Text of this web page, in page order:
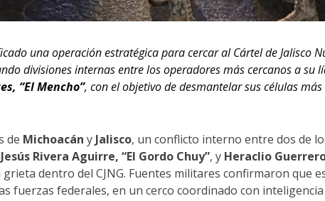
una operación estratégica para cercar al Cártel de Jalisco
divisiones internas entre los operadores más cercanos a su
“El Mencho”, con el objetivo de desmantelar sus células
de Michoacán y Jalisco, un conflicto interno entre dos de
Jesús Rivera Aguirre, “El Gordo Chuy”, y Heraclio
dentro del CJNG. Fuentes militares confirmaron que
fuerzas federales, en un cerco coordinado con